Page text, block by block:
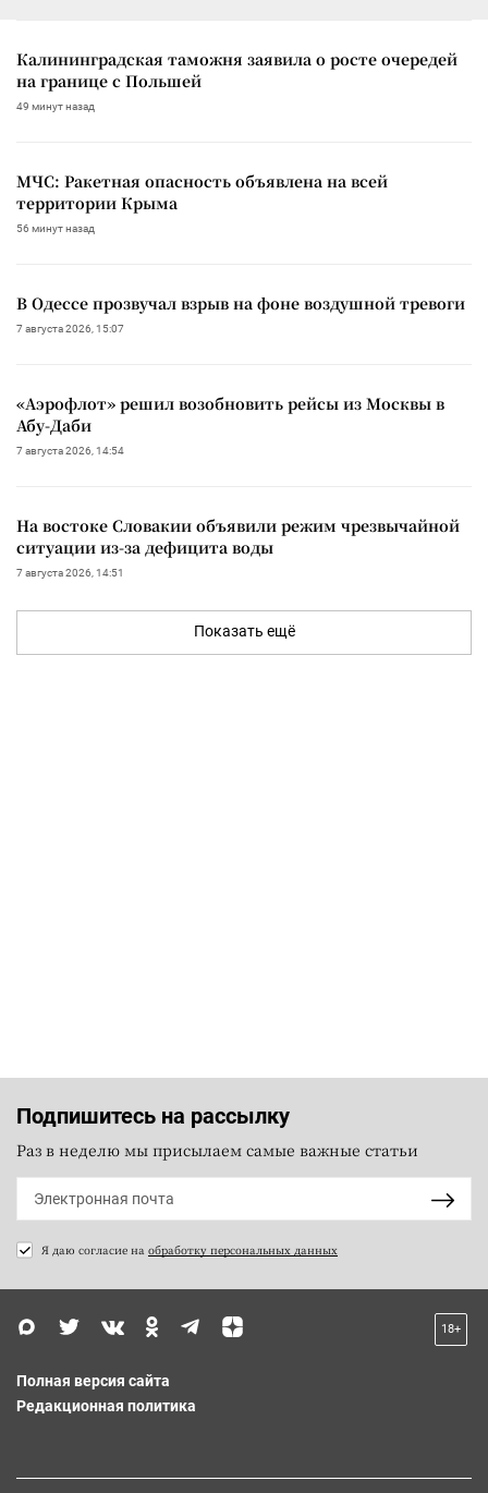
Калининградская таможня заявила о росте очередей
на границе с Польшей
49 минут назад
МЧС: Ракетная опасность объявлена на всей
территории Крыма
56 минут назад
В Одессе прозвучал взрыв на фоне воздушной тревоги
7 августа 2026, 15:07
«Аэрофлот» решил возобновить рейсы из Москвы в
Абу-Даби
7 августа 2026, 14:54
На востоке Словакии объявили режим чрезвычайной
ситуации из-за дефицита воды
7 августа 2026, 14:51
Показать ещё
Подпишитесь на рассылку
Раз в неделю мы присылаем самые важные статьи
Я даю согласие на обработку персональных данных
18+
Полная версия сайта
Редакционная политика